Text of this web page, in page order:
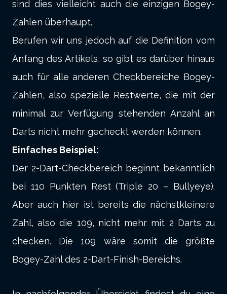
sind dies vielleicht auch die einzigen Bogey-
Zahlen überhaupt.
Berufen wir uns jedoch auf die Definition vom
Anfang des Artikels, so gibt es darüber hinaus
auch für alle anderen Checkbereiche Bogey-
Zahlen, also spezielle Restwerte, die mit der
minimal zur Verfügung stehenden Anzahl an
Darts nicht mehr gecheckt werden können.
Einfaches Beispiel:
Der 2-Dart-Checkbereich beginnt bekanntlich
bei 110 Punkten Rest (Triple 20 – Bullyeye).
Aber auch hier ist bereits die nächstkleinere
Zahl, also die 109, nicht mehr mit 2 Darts zu
checken. Die 109 wäre somit die größte
Bogey-Zahl des 2-Dart-Finish-Bereichs.